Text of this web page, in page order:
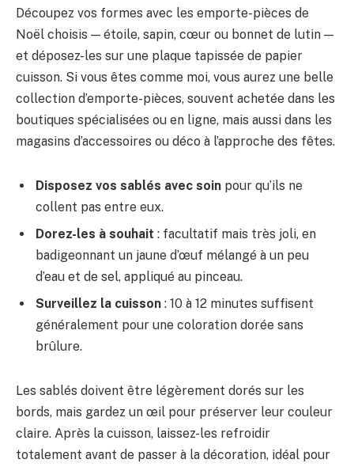
Découpez vos formes avec les emporte-pièces de
Noël choisis — étoile, sapin, cœur ou bonnet de lutin —
et déposez-les sur une plaque tapissée de papier
cuisson. Si vous êtes comme moi, vous aurez une belle
collection d’emporte-pièces, souvent achetée dans les
boutiques spécialisées ou en ligne, mais aussi dans les
magasins d’accessoires ou déco à l’approche des fêtes.
Disposez vos sablés avec soin pour qu’ils ne
collent pas entre eux.
Dorez-les à souhait : facultatif mais très joli, en
badigeonnant un jaune d’œuf mélangé à un peu
d’eau et de sel, appliqué au pinceau.
Surveillez la cuisson : 10 à 12 minutes suffisent
généralement pour une coloration dorée sans
brûlure.
Les sablés doivent être légèrement dorés sur les
bords, mais gardez un œil pour préserver leur couleur
claire. Après la cuisson, laissez-les refroidir
totalement avant de passer à la décoration, idéal pour